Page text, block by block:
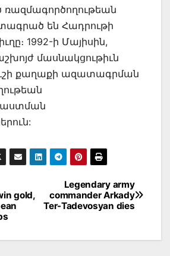
ռազմագործողութեան
են Հադրութի
1992-ի Մայիսին,
մասնակցութիւն
քաղաքի ազատագրման
Legendary army
commander Arkady
Ter-Tadevosyan dies
gold,